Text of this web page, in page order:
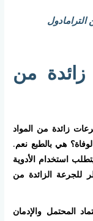
من
100 شخص من جرعات زائدة من المواد
هي بالطبع نعم.
استخدام الأدوية
للجرعة الزائدة من
المحتمل والإدمان